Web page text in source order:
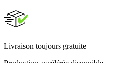
Livraison toujours gratuite